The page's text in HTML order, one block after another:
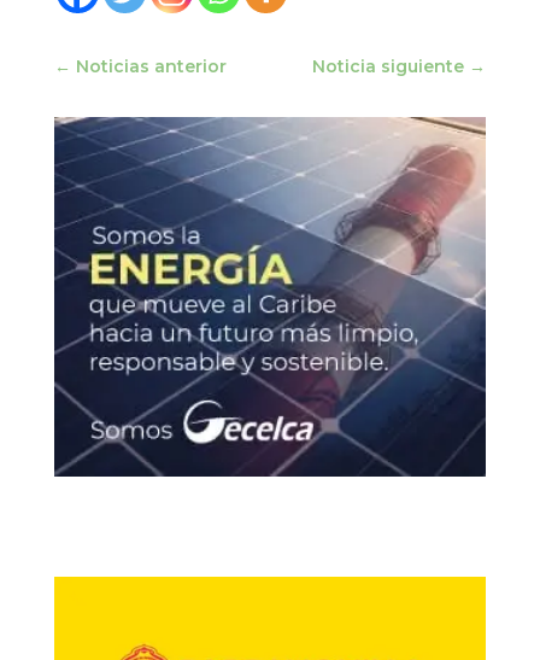
← Noticias anterior Noticia siguiente →